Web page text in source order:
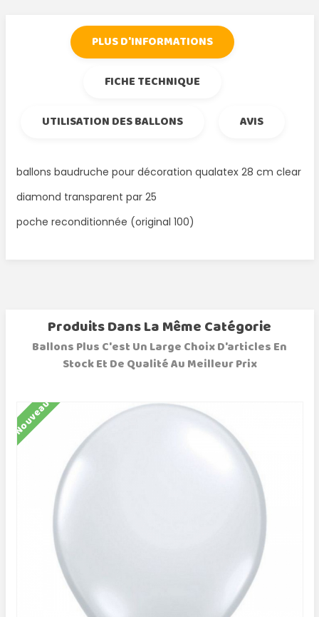
PLUS D'INFORMATIONS
FICHE TECHNIQUE
UTILISATION DES BALLONS
AVIS
ballons baudruche pour décoration qualatex 28 cm clear
diamond transparent par 25
poche reconditionnée (original 100)
Produits Dans La Même Catégorie
Ballons Plus C'est Un Large Choix D'articles En
Stock Et De Qualité Au Meilleur Prix
Nouveau